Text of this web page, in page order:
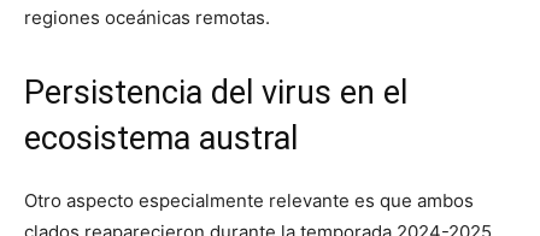
regiones oceánicas remotas.
Persistencia del virus en el
ecosistema austral
Otro aspecto especialmente relevante es que ambos